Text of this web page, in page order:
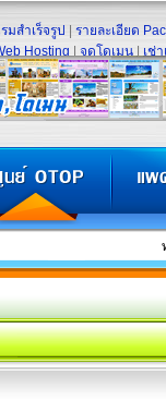
มสำเร็จรูป
รายละเอียด
Hosting จดโดเมน เช่